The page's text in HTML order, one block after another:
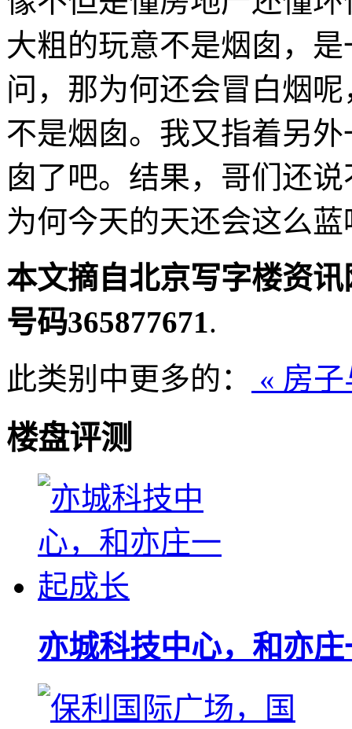
大粗的玩意不是烟囱，
问，那为何还会冒白烟
不是烟囱。我又指着另
囱了吧。结果，哥们还
为何今天的天还会这么
本文摘自北京写字楼资
号码365877671.
此类别中更多的：
« 房
楼盘评测
亦城科技中心，和亦